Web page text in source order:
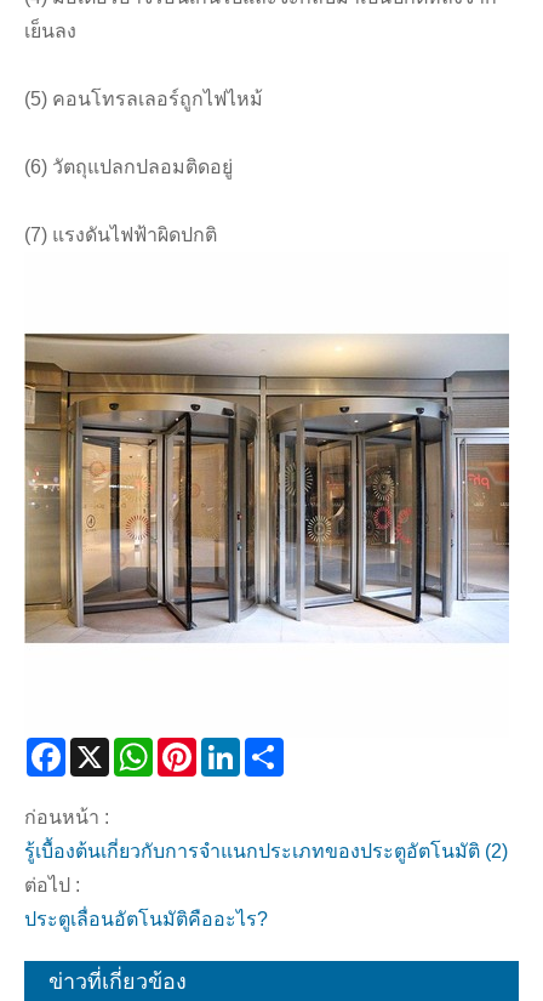
เย็นลง
(5) คอนโทรลเลอร์ถูกไฟไหม้
(6) วัตถุแปลกปลอมติดอยู่
(7) แรงดันไฟฟ้าผิดปกติ
Facebook
X WhatsAppPinterestLinkedIn
ก่อนหน้า :
รู้เบื้องต้นเกี่ยวกับการจำแนกประเภทของประตูอัตโนมัติ (2)
ต่อไป :
ประตูเลื่อนอัตโนมัติคืออะไร?
ข่าวที่เกี่ยวข้อง